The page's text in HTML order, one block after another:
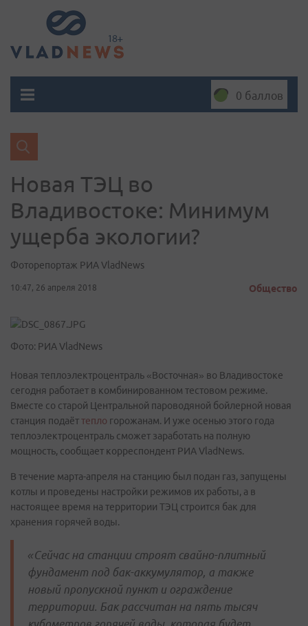
0 баллов
Новая ТЭЦ во
Владивостоке: Минимум
ущерба экологии?
Фоторепортаж РИА VladNews
10:47, 26 апреля 2018 Общество
Фото: РИА VladNews
Новая теплоэлектроцентраль «Восточная» во Владивостоке
сегодня работает в комбинированном тестовом режиме.
Вместе со старой Центральной пароводяной бойлерной новая
станция подаёттепло горожанам. И уже осенью этого года
теплоэлектроцентраль сможет заработать на полную
мощность, сообщает корреспондент РИА VladNews.
В течение марта-апреля на станцию был подан газ, запущены
котлы и проведены настройки режимов их работы, а в
настоящее время на территории ТЭЦ строится бак для
хранения горячей воды.
«Сейчас на станции строят свайно-плитный
фундамент под бак-аккумулятор, а также
новый пропускной пункт и ограждение
территории. Бак рассчитан на пять тысяч